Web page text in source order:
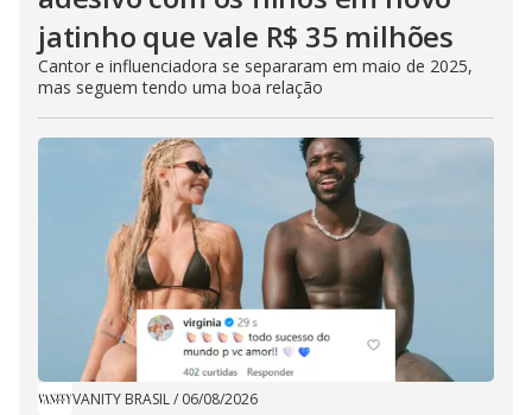
jatinho que vale R$ 35 milhões
Cantor e influenciadora se separaram em maio de 2025,
mas seguem tendo uma boa relação
VANITY BRASIL/ 06/08/2026